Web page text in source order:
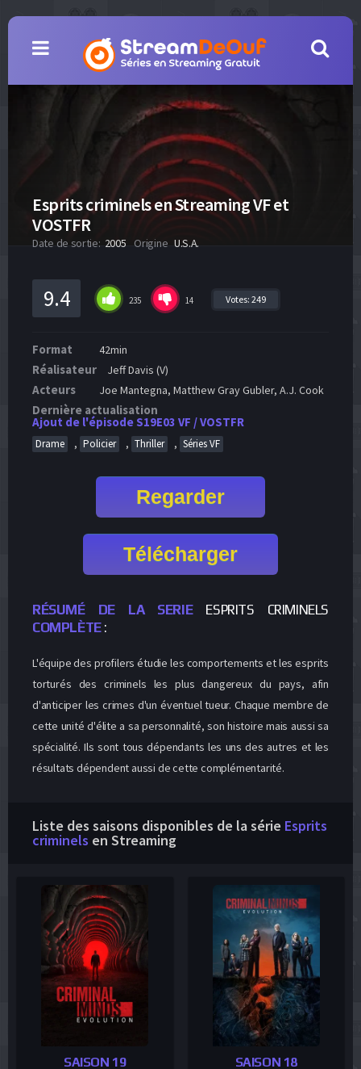
Esprits criminels en Streaming VF et
VOSTFR
Date de sortie: 2005 Origine U.S.A.
9.4 235 14 Votes: 249
Format 42min
Réalisateur Jeff Davis (V)
Acteurs Joe Mantegna, Matthew Gray Gubler, A.J. Cook
Dernière actualisation
Ajout de l'épisode S19E03 VF / VOSTFR
Drame , Policier , Thriller , Séries VF
Regarder
Télécharger
RÉSUMÉ DE LA SERIEESPRITS CRIMINELS
COMPLÈTE:
L'équipe des profilers étudie les comportements et les esprits
torturés des criminels les plus dangereux du pays, afin
d'anticiper les crimes d'un éventuel tueur. Chaque membre de
cette unité d'élite a sa personnalité, son histoire mais aussi sa
spécialité. Ils sont tous dépendants les uns des autres et les
résultats dépendent aussi de cette complémentarité.
Liste des saisons disponibles de la série Esprits
criminels en Streaming
SAISON 19 SAISON 18